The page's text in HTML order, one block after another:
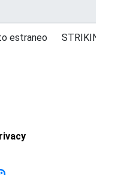
estraneo STRIKING